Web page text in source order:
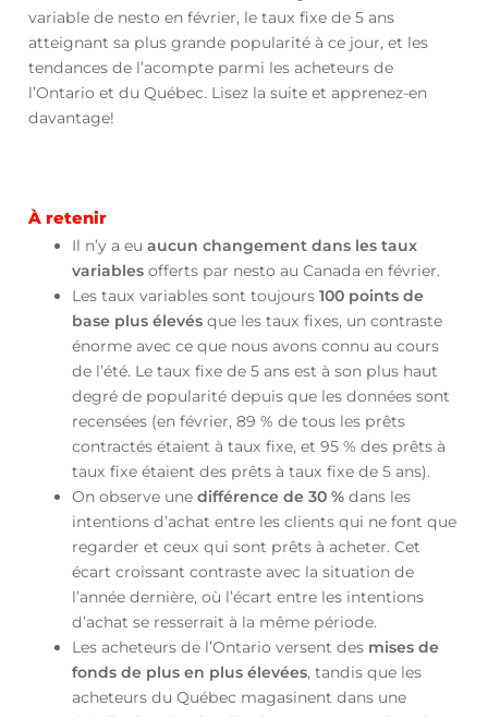
variable de nesto en février, le taux fixe de 5 ans
atteignant sa plus grande popularité à ce jour, et les
tendances de l’acompte parmi les acheteurs de
l’Ontario et du Québec. Lisez la suite et apprenez-en
davantage!
À retenir
Il n’y a eu aucun changement dans les taux
variablesofferts par nesto au Canada en février.
Les taux variables sont toujours 100 points de
base plus élevésque les taux fixes, un contraste
énorme avec ce que nous avons connu au cours
de l’été. Le taux fixe de 5 ans est à son plus haut
degré de popularité depuis que les données sont
recensées (en février, 89 % de tous les prêts
contractés étaient à taux fixe, et 95 % des prêts à
taux fixe étaient des prêts à taux fixe de 5 ans).
On observe une différence de 30 %dans les
intentions d’achat entre les clients qui ne font que
regarder et ceux qui sont prêts à acheter. Cet
écart croissant contraste avec la situation de
l’année dernière, où l’écart entre les intentions
d’achat se resserrait à la même période.
Les acheteurs de l’Ontario versent des mises de
fonds de plus en plus élevées, tandis que les
acheteurs du Québec magasinent dans une